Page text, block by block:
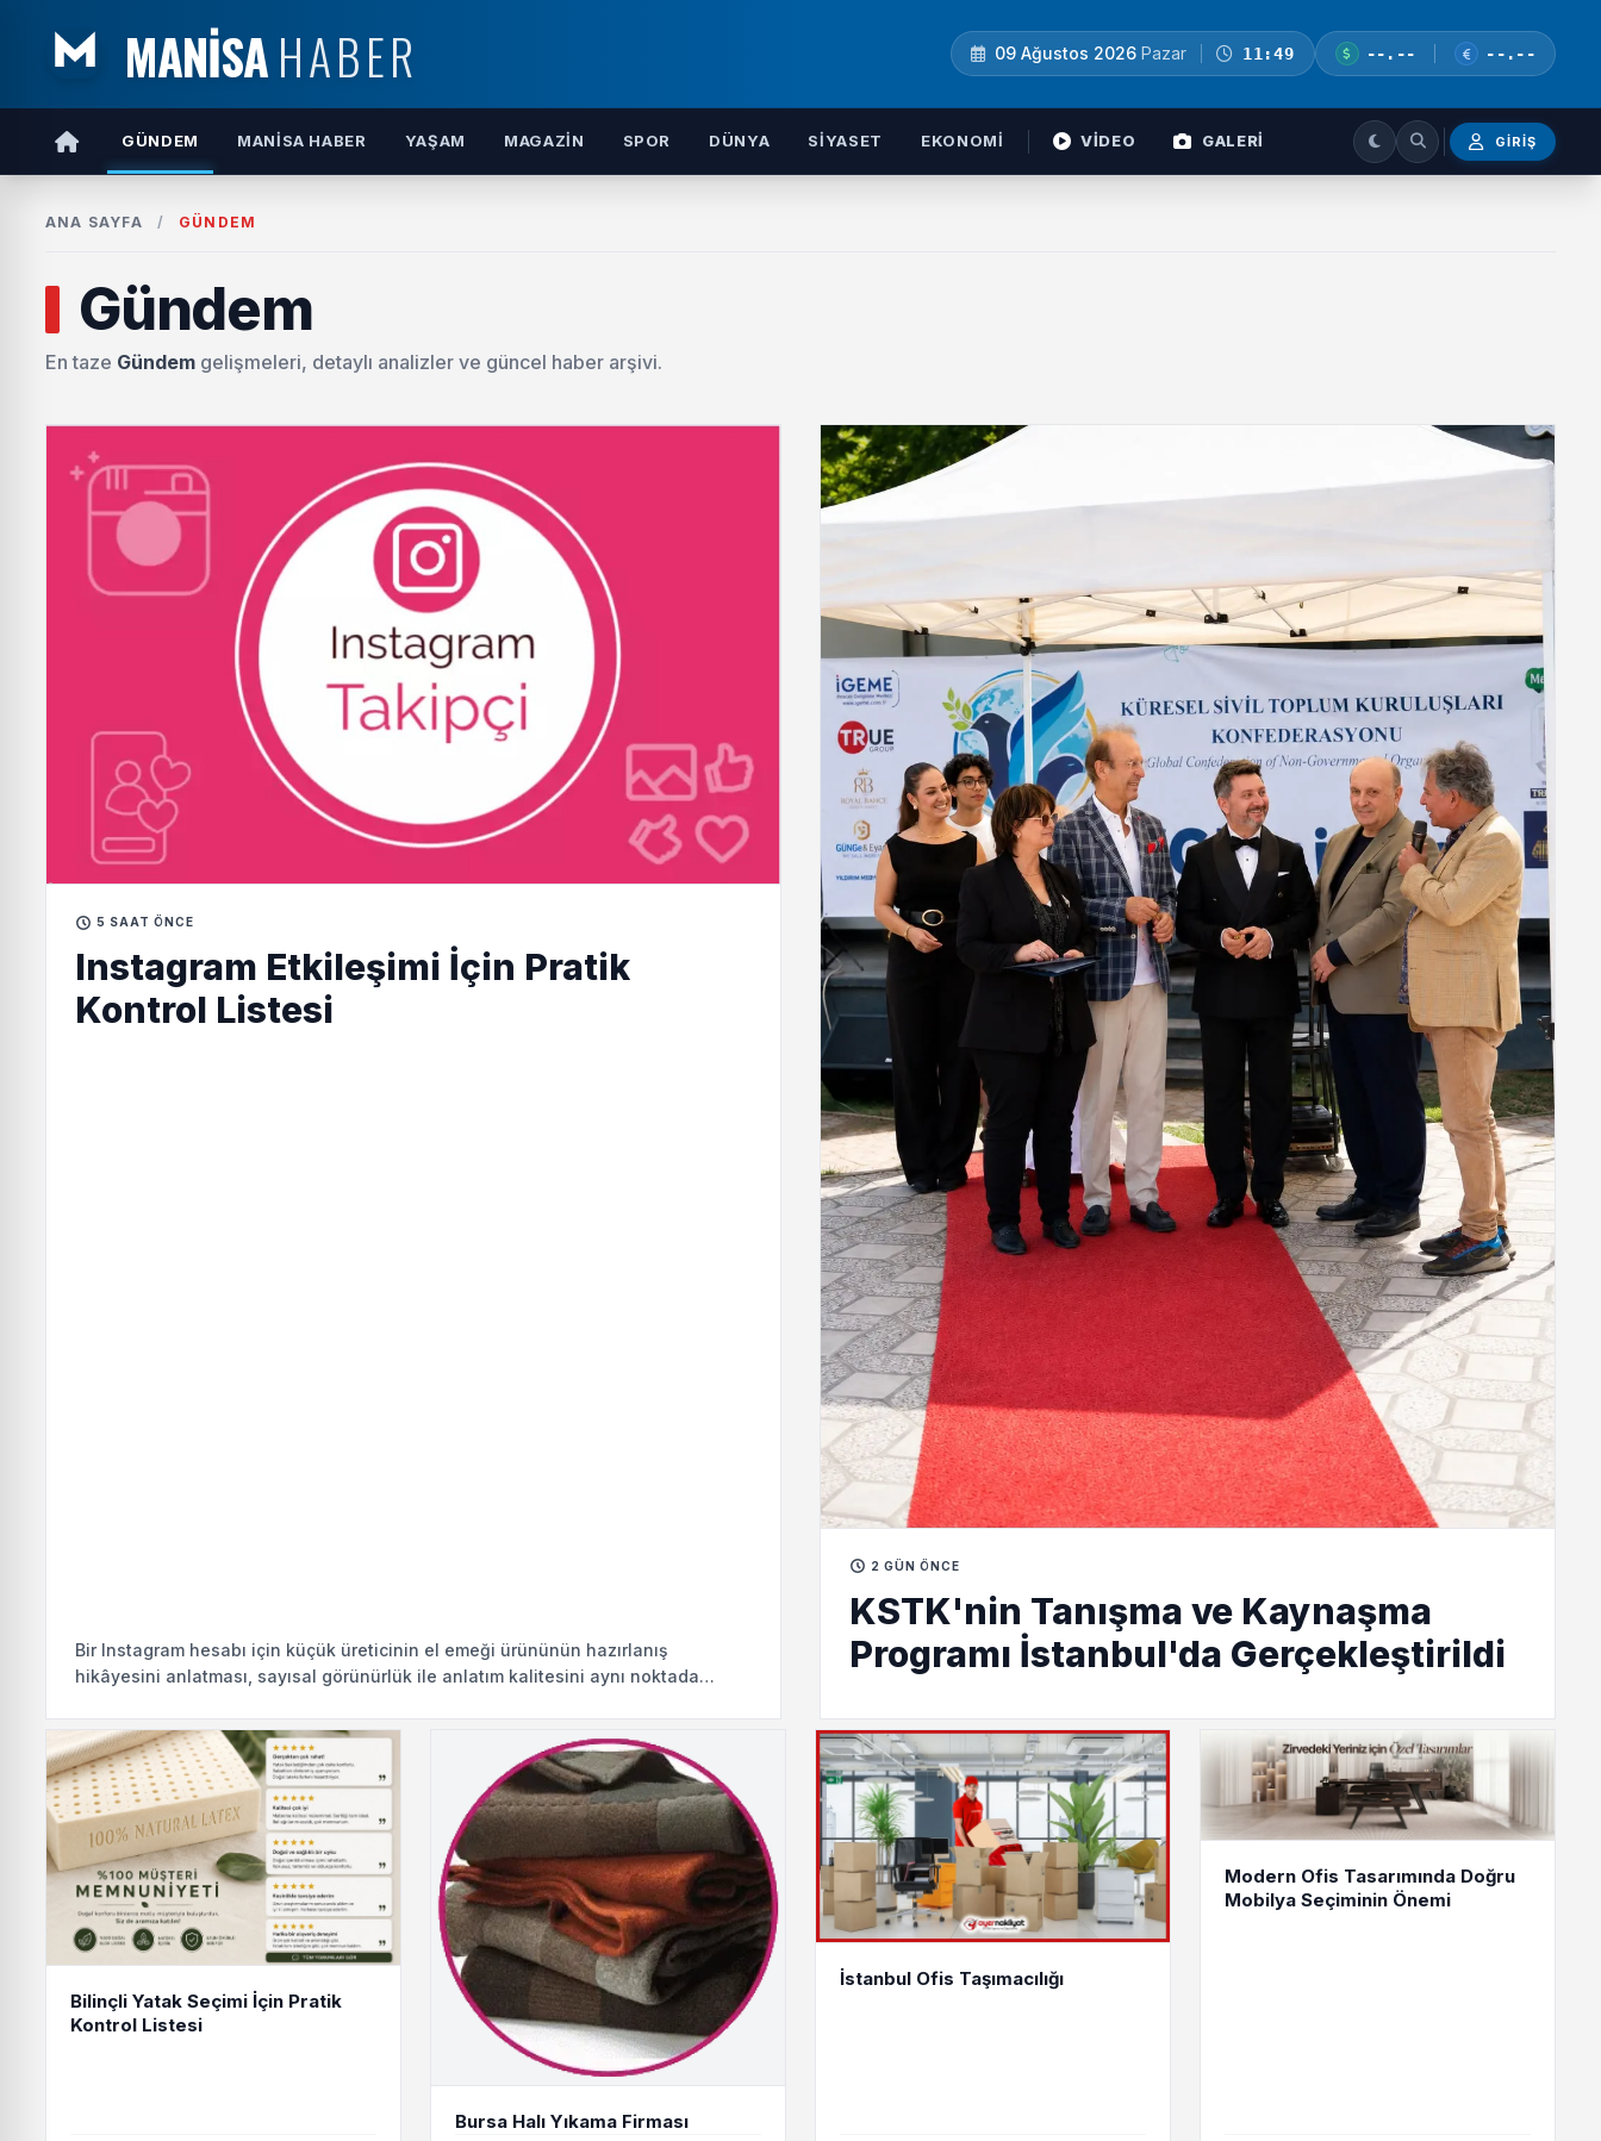
MANİSAHABER 09 Ağustos 2026 Pazar 11:49 --.-- --.--
GÜNDEM MANISA HABER YAŞAM MAGAZIN SPOR DÜNYA SIYASET EKONOMI VİDEO GALERİ GIRIŞ
ANA SAYFA / GÜNDEM
Gündem
En taze Gündem gelişmeleri, detaylı analizler ve güncel haber arşivi.
5 SAAT ÖNCE
Instagram Etkileşimi İçin Pratik
Kontrol Listesi
Bir Instagram hesabı için küçük üreticinin el emeği ürününün hazırlanış
hikâyesini anlatması, sayısal görünürlük ile anlatım kalitesini aynı noktada
2 GÜN ÖNCE
KSTK'nin Tanışma ve Kaynaşma
Programı İstanbul'da Gerçekleştirildi
Bilinçli Yatak Seçimi İçin Pratik
Kontrol Listesi
Bursa Halı Yıkama Firması
İstanbul Ofis Taşımacılığı
Modern Ofis Tasarımında Doğru
Mobilya Seçiminin Önemi